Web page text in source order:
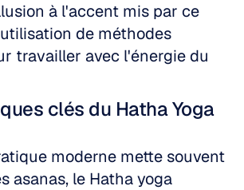
à l'accent mis par ce
de méthodes
travailler avec l'énergie du
clés du Hatha Yoga
moderne mette souvent
asanas, le Hatha yoga